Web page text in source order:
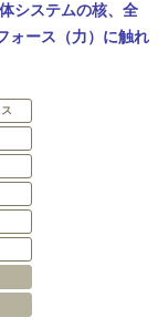
システムの核、全
ォース（力）に触れ